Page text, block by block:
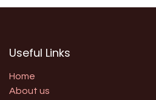
Useful Links
Home
About us